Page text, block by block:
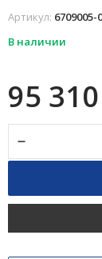
Артикул: 6709005-
В наличии
95 310